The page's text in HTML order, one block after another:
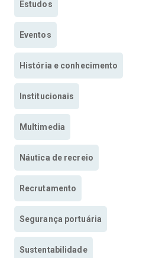
Estudos
Eventos
História e conhecimento
Institucionais
Multimedia
Náutica de recreio
Recrutamento
Segurança portuária
Sustentabilidade